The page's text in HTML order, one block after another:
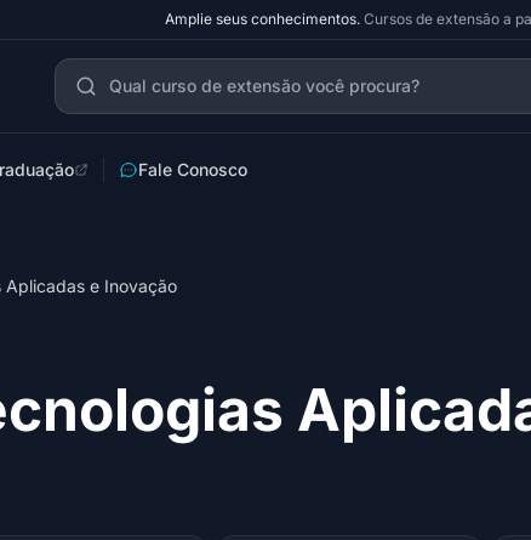
Amplie seus conhecimentos. Cursos de extensão a
Fale Conosco
Aplicadas e Inovação